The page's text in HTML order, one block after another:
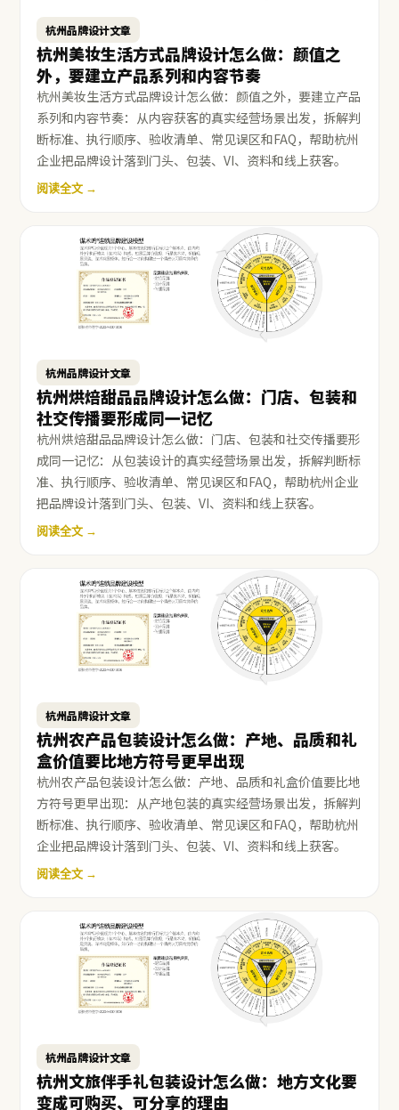
杭州品牌设计文章
杭州美妆生活方式品牌设计怎么做：颜值之
外，要建立产品系列和内容节奏
杭州美妆生活方式品牌设计怎么做：颜值之外，要建立产品
系列和内容节奏：从内容获客的真实经营场景出发，拆解判
断标准、执行顺序、验收清单、常见误区和FAQ，帮助杭州
企业把品牌设计落到门头、包装、VI、资料和线上获客。
阅读全文 →
杭州品牌设计文章
杭州烘焙甜品品牌设计怎么做：门店、包装和
社交传播要形成同一记忆
杭州烘焙甜品品牌设计怎么做：门店、包装和社交传播要形
成同一记忆：从包装设计的真实经营场景出发，拆解判断标
准、执行顺序、验收清单、常见误区和FAQ，帮助杭州企业
把品牌设计落到门头、包装、VI、资料和线上获客。
阅读全文 →
杭州品牌设计文章
杭州农产品包装设计怎么做：产地、品质和礼
盒价值要比地方符号更早出现
杭州农产品包装设计怎么做：产地、品质和礼盒价值要比地
方符号更早出现：从产地包装的真实经营场景出发，拆解判
断标准、执行顺序、验收清单、常见误区和FAQ，帮助杭州
企业把品牌设计落到门头、包装、VI、资料和线上获客。
阅读全文 →
杭州品牌设计文章
杭州文旅伴手礼包装设计怎么做：地方文化要
变成可购买、可分享的理由